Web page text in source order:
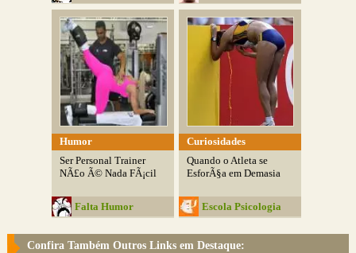
Moda
Humor
Ser Personal Trainer
NÃ£o Ã© Nada FÃ¡cil
Falta Humor
Curiosidades
Quando o Atleta se
EsforÃ§a em Demasia
Escola Psicologia
Confira Também Outros Links em Destaque: